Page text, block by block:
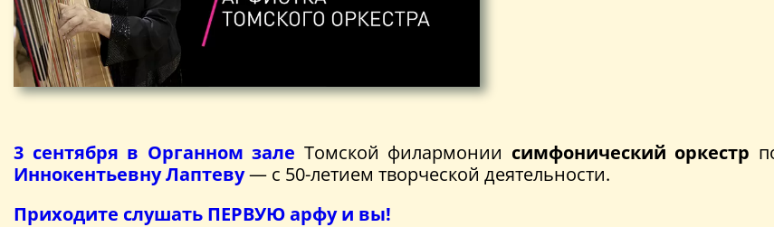
3 сентября в Органном зале Томской филармонии симфонический оркестр
Иннокентьевну Лаптеву— с 50-летием творческой деятельности.
Приходите слушать ПЕРВУЮ арфу и вы!